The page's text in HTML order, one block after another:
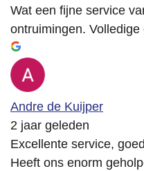
Wat een fijne service
ontruimingen.
Andre de Kuijper
2 jaar geleden
Excellente service,
Heeft ons enorm